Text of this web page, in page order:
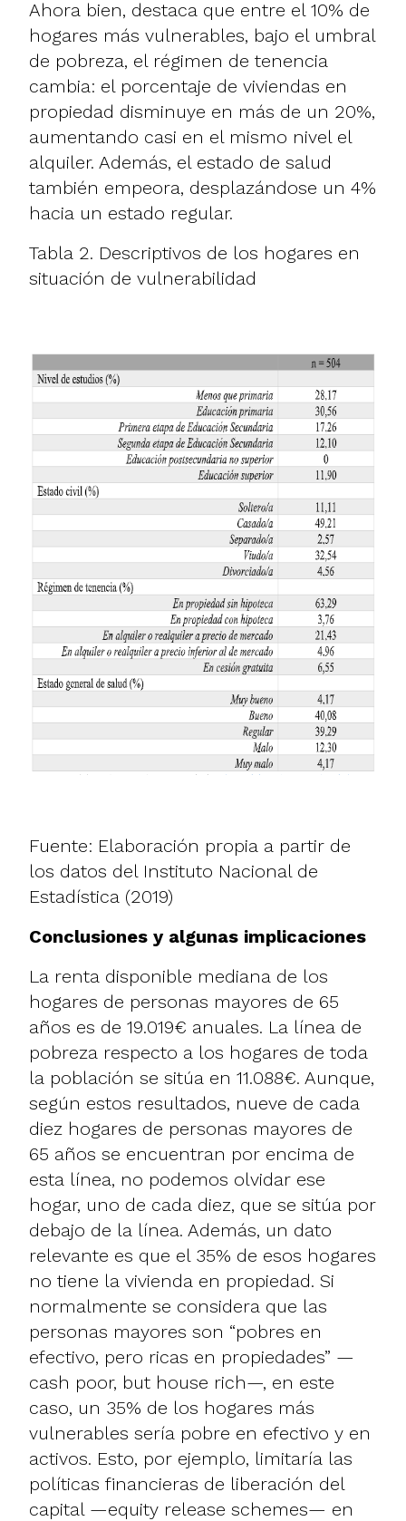
Ahora bien, destaca que entre el 10% de
hogares más vulnerables, bajo el umbral
de pobreza, el régimen de tenencia
cambia: el porcentaje de viviendas en
propiedad disminuye en más de un 20%,
aumentando casi en el mismo nivel el
alquiler. Además, el estado de salud
también empeora, desplazándose un 4%
hacia un estado regular.
Tabla 2. Descriptivos de los hogares en
situación de vulnerabilidad
Fuente: Elaboración propia a partir de
los datos del Instituto Nacional de
Estadística (2019)
Conclusiones y algunas implicaciones
La renta disponible mediana de los
hogares de personas mayores de 65
años es de 19.019€ anuales. La línea de
pobreza respecto a los hogares de toda
la población se sitúa en 11.088€. Aunque,
según estos resultados, nueve de cada
diez hogares de personas mayores de
65 años se encuentran por encima de
esta línea, no podemos olvidar ese
hogar, uno de cada diez, que se sitúa por
debajo de la línea. Además, un dato
relevante es que el 35% de esos hogares
no tiene la vivienda en propiedad. Si
normalmente se considera que las
personas mayores son “pobres en
efectivo, pero ricas en propiedades” —
cash poor, but house rich—, en este
caso, un 35% de los hogares más
vulnerables sería pobre en efectivo y en
activos. Esto, por ejemplo, limitaría las
políticas financieras de liberación del
capital —equity release schemes— en